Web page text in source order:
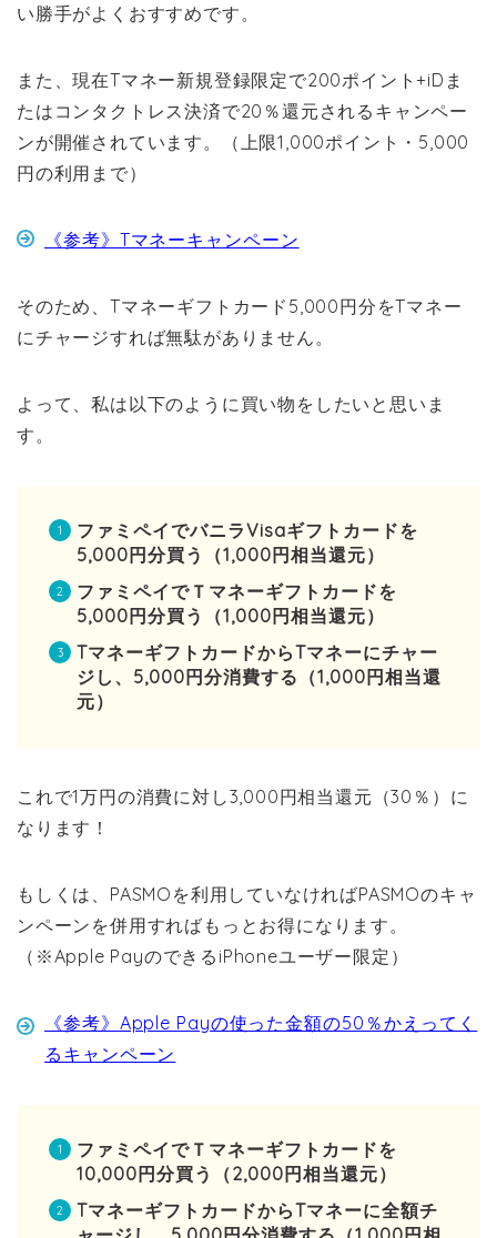
い勝手がよくおすすめです。
また、現在Tマネー新規登録限定で200ポイント+iDま
たはコンタクトレス決済で20％還元されるキャンペー
ンが開催されています。（上限1,000ポイント・5,000
円の利用まで）
《参考》Tマネーキャンペーン
そのため、Tマネーギフトカード5,000円分をTマネー
にチャージすれば無駄がありません。
よって、私は以下のように買い物をしたいと思いま
す。
ファミペイでバニラVisaギフトカードを
5,000円分買う（1,000円相当還元）
ファミペイでＴマネーギフトカードを
5,000円分買う（1,000円相当還元）
TマネーギフトカードからTマネーにチャー
ジし、5,000円分消費する（1,000円相当還
元）
これで1万円の消費に対し3,000円相当還元（30％）に
なります！
もしくは、PASMOを利用していなければPASMOのキャ
ンペーンを併用すればもっとお得になります。
（※Apple PayのできるiPhoneユーザー限定）
《参考》Apple Payの使った金額の50％かえってく
るキャンペーン
ファミペイでＴマネーギフトカードを
10,000円分買う（2,000円相当還元）
TマネーギフトカードからTマネーに全額チ